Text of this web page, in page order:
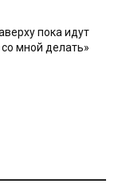
пока идут
мной делать»